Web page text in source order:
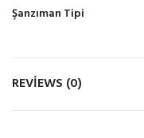
Şanzıman Tipi
REVIEWS (0)